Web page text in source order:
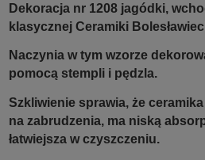
Dekoracja nr 1208 jagódki,
klasycznej Ceramiki
Naczynia w tym wzorze
pomocą stempli i pędzla.
Szkliwienie sprawia, że
na zabrudzenia, ma niską
łatwiejsza w czyszczeniu.